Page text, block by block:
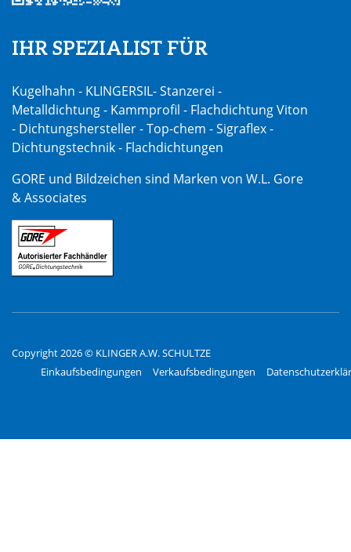
IHR SPEZIALIST FÜR
Kugelhahn - KLINGERSIL- Stanzerei -
Metalldichtung - Kammprofil - Flachdichtung Viton
- Dichtungshersteller - Top-chem - Sigraflex -
Dichtungstechnik - Flachdichtungen
GORE und Bildzeichen sind Marken von W.L. Gore
& Associates
Copyright 2026 © KLINGER A.W. SCHULTZE
Einkaufsbedingungen
Verkaufsbedingungen